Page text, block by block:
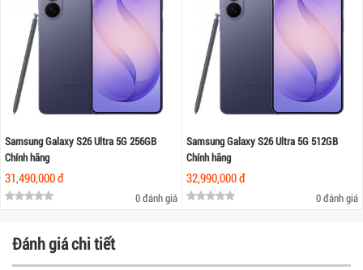
Samsung Galaxy S26 Ultra 5G 256GB
Chính hãng
31,490,000 đ
0 đánh giá
Samsung Galaxy S26 Ultra 5G 512GB
Chính hãng
32,990,000 đ
0 đánh giá
Đánh giá chi tiết